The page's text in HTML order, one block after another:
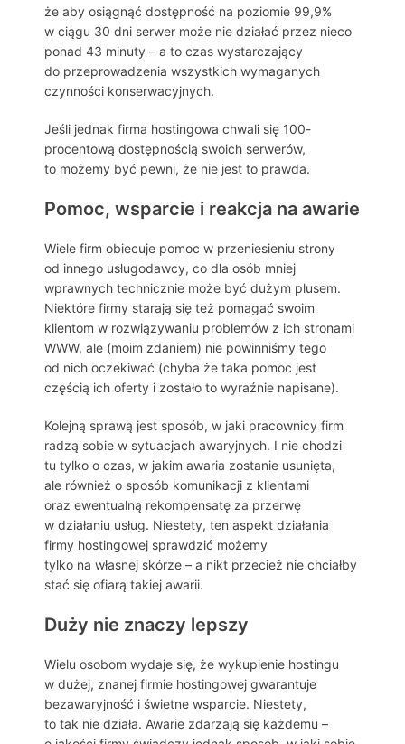
że aby osiągnąć dostępność na poziomie 99,9%
w ciągu 30 dni serwer może nie działać przez nieco
ponad 43 minuty – a to czas wystarczający
do przeprowadzenia wszystkich wymaganych
czynności konserwacyjnych.
Jeśli jednak firma hostingowa chwali się 100-
procentową dostępnością swoich serwerów,
to możemy być pewni, że nie jest to prawda.
Pomoc, wsparcie i reakcja na awarie
Wiele firm obiecuje pomoc w przeniesieniu strony
od innego usługodawcy, co dla osób mniej
wprawnych technicznie może być dużym plusem.
Niektóre firmy starają się też pomagać swoim
klientom w rozwiązywaniu problemów z ich stronami
WWW, ale (moim zdaniem) nie powinniśmy tego
od nich oczekiwać (chyba że taka pomoc jest
częścią ich oferty i zostało to wyraźnie napisane).
Kolejną sprawą jest sposób, w jaki pracownicy firm
radzą sobie w sytuacjach awaryjnych. I nie chodzi
tu tylko o czas, w jakim awaria zostanie usunięta,
ale również o sposób komunikacji z klientami
oraz ewentualną rekompensatę za przerwę
w działaniu usług. Niestety, ten aspekt działania
firmy hostingowej sprawdzić możemy
tylko na własnej skórze – a nikt przecież nie chciałby
stać się ofiarą takiej awarii.
Duży nie znaczy lepszy
Wielu osobom wydaje się, że wykupienie hostingu
w dużej, znanej firmie hostingowej gwarantuje
bezawaryjność i świetne wsparcie. Niestety,
to tak nie działa. Awarie zdarzają się każdemu –